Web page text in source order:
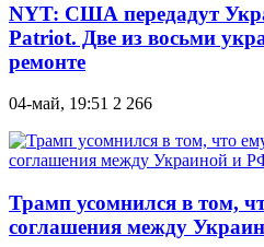
NYT: США передадут
Patriot. Две из восьми
ремонте
04-май, 19:51 2 266
Трамп усомнился в том,
соглашения между